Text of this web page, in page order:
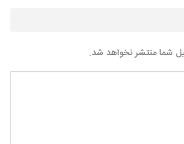
شما منتشر نخواهد شد.